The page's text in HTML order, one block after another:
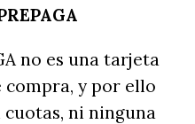
no es una tarjeta
y por ello
ni ninguna